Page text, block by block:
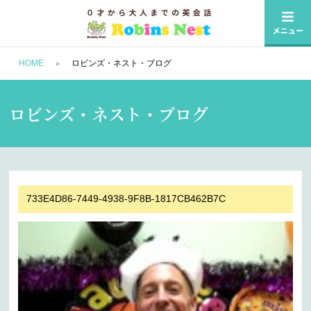
HOME ロビンズ・ネスト・ブログ
ロビンズ・ネスト・ブログ
733E4D86-7449-4938-9F8B-1817CB462B7C